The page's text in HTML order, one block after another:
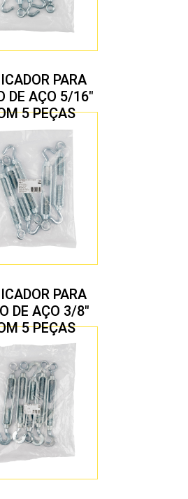
PARA
DE AÇO 5/16″
5 PEÇAS
PARA
DE AÇO 3/8″
5 PEÇAS